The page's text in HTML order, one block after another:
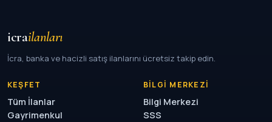
icrailanları
İcra, banka ve hacizli satış ilanlarını ücretsiz takip edin.
KEŞFET
Tüm İlanlar
Gayrimenkul
BILGI MERKEZI
Bilgi Merkezi
SSS